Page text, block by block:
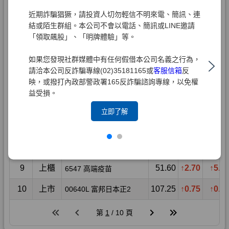
近期詐騙猖獗，請投資人切勿輕信不明來電、簡訊、連
結或陌生群組。本公司不會以電話、簡訊或LINE邀請
「領取飆股」、「明牌體驗」等。
如果您發現社群媒體中有任何假借本公司名義之行為，
請洽本公司反詐騙專線(02)35181165或客服信箱反
映，或撥打內政部警政署165反詐騙諮詢專線，以免權
益受損。
立即了解